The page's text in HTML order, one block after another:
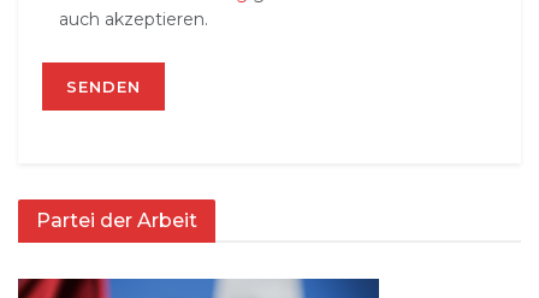
auch akzeptieren.
Partei der Arbeit